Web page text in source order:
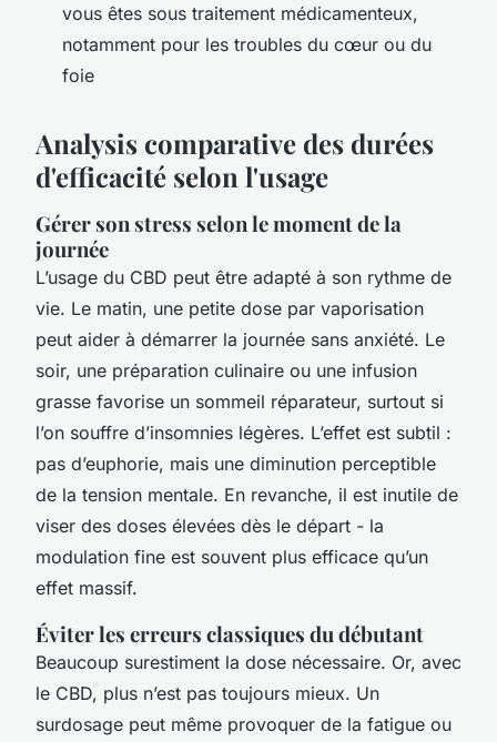
vous êtes sous traitement médicamenteux,
notamment pour les troubles du cœur ou du
foie
Analysis comparative des durées
d'efficacité selon l'usage
Gérer son stress selon le moment de la
journée
L’usage du CBD peut être adapté à son rythme de
vie. Le matin, une petite dose par vaporisation
peut aider à démarrer la journée sans anxiété. Le
soir, une préparation culinaire ou une infusion
grasse favorise un sommeil réparateur, surtout si
l’on souffre d’insomnies légères. L’effet est subtil :
pas d’euphorie, mais une diminution perceptible
de la tension mentale. En revanche, il est inutile de
viser des doses élevées dès le départ - la
modulation fine est souvent plus efficace qu’un
effet massif.
Éviter les erreurs classiques du débutant
Beaucoup surestiment la dose nécessaire. Or, avec
le CBD, plus n’est pas toujours mieux. Un
surdosage peut même provoquer de la fatigue ou